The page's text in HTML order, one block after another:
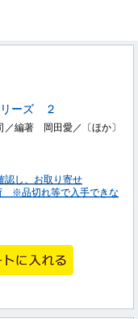
リーズ ２
編著 岡田愛／〔ほか〕
認し、お取り寄せ
※品切れ等で入手できな